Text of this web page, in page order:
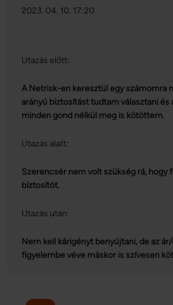
2023. 04. 10. 17:20
Utazás előtt:
A Netrisk-en keresztül egy számomra
arányú biztosítást tudtam választani és
minden gond nélkül meg is kötöttem.
Utazás alatt:
Szerencsér nem volt szükség rá, hogy
biztosítót.
Utazás után:
Nem kell kárigényt benyújtani, de az
figyelembe véve máskor is szívesen